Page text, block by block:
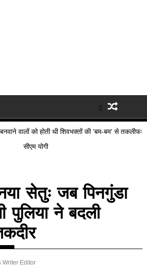
वालों को होती थी शिवभक्तों की ‘बम-बम’ से तकलीफः
सीएम योगी
सेतुः जब पिनगुंडा
पुलिया ने बदली
Writer Editor